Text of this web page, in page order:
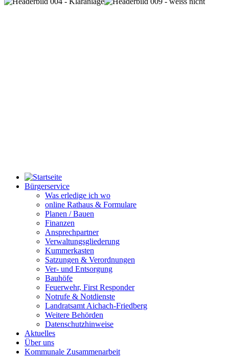
Bürgerservice
Was erledige ich wo
online Rathaus & Formulare
Planen / Bauen
Finanzen
Ansprechpartner
Verwaltungsgliederung
Kummerkasten
Satzungen & Verordnungen
Ver- und Entsorgung
Bauhöfe
Feuerwehr, First Responder
Notrufe & Notdienste
Landratsamt Aichach-Friedberg
Weitere Behörden
Datenschutzhinweise
Aktuelles
Über uns
Kommunale Zusammenarbeit